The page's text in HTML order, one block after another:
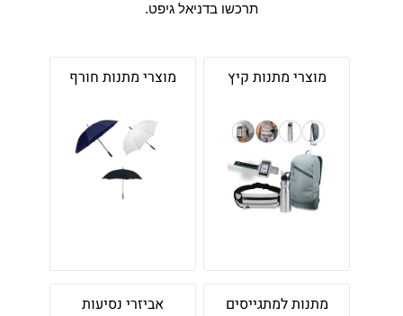
תרכשו בדניאל גיפט.
מוצרי מתנות קיץ מוצרי מתנות חורף
מתנות למתגייסים אביזרי נסיעות